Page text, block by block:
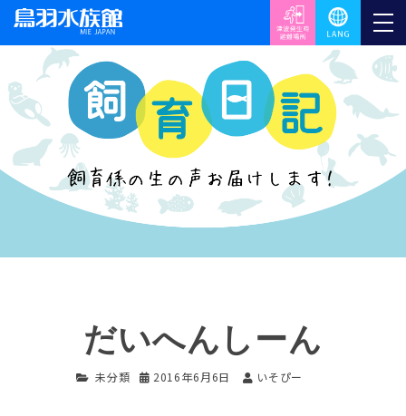
だいへんしーん
未分類 2016年6月6日 いそぴー